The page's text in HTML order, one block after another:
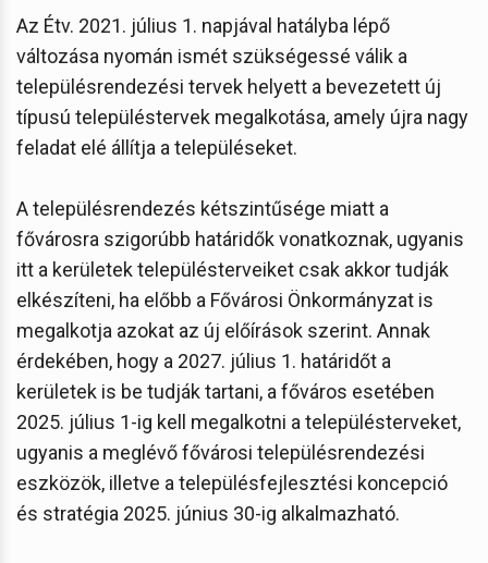
Az Étv. 2021. július 1. napjával hatályba lépő
változása nyomán ismét szükségessé válik a
településrendezési tervek helyett a bevezetett új
típusú településtervek megalkotása, amely újra nagy
feladat elé állítja a településeket.
A településrendezés kétszintűsége miatt a
fővárosra szigorúbb határidők vonatkoznak, ugyanis
itt a kerületek településterveiket csak akkor tudják
elkészíteni, ha előbb a Fővárosi Önkormányzat is
megalkotja azokat az új előírások szerint. Annak
érdekében, hogy a 2027. július 1. határidőt a
kerületek is be tudják tartani, a főváros esetében
2025. július 1-ig kell megalkotni a településterveket,
ugyanis a meglévő fővárosi településrendezési
eszközök, illetve a településfejlesztési koncepció
és stratégia 2025. június 30-ig alkalmazható.